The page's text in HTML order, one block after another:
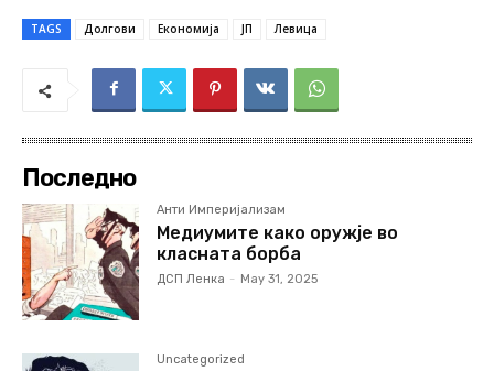
TAGS Долгови Економија ЈП Левица
Последно
Анти Империјализам
Медиумите како оружје во
класната борба
ДСП Ленка - May 31, 2025
Uncategorized